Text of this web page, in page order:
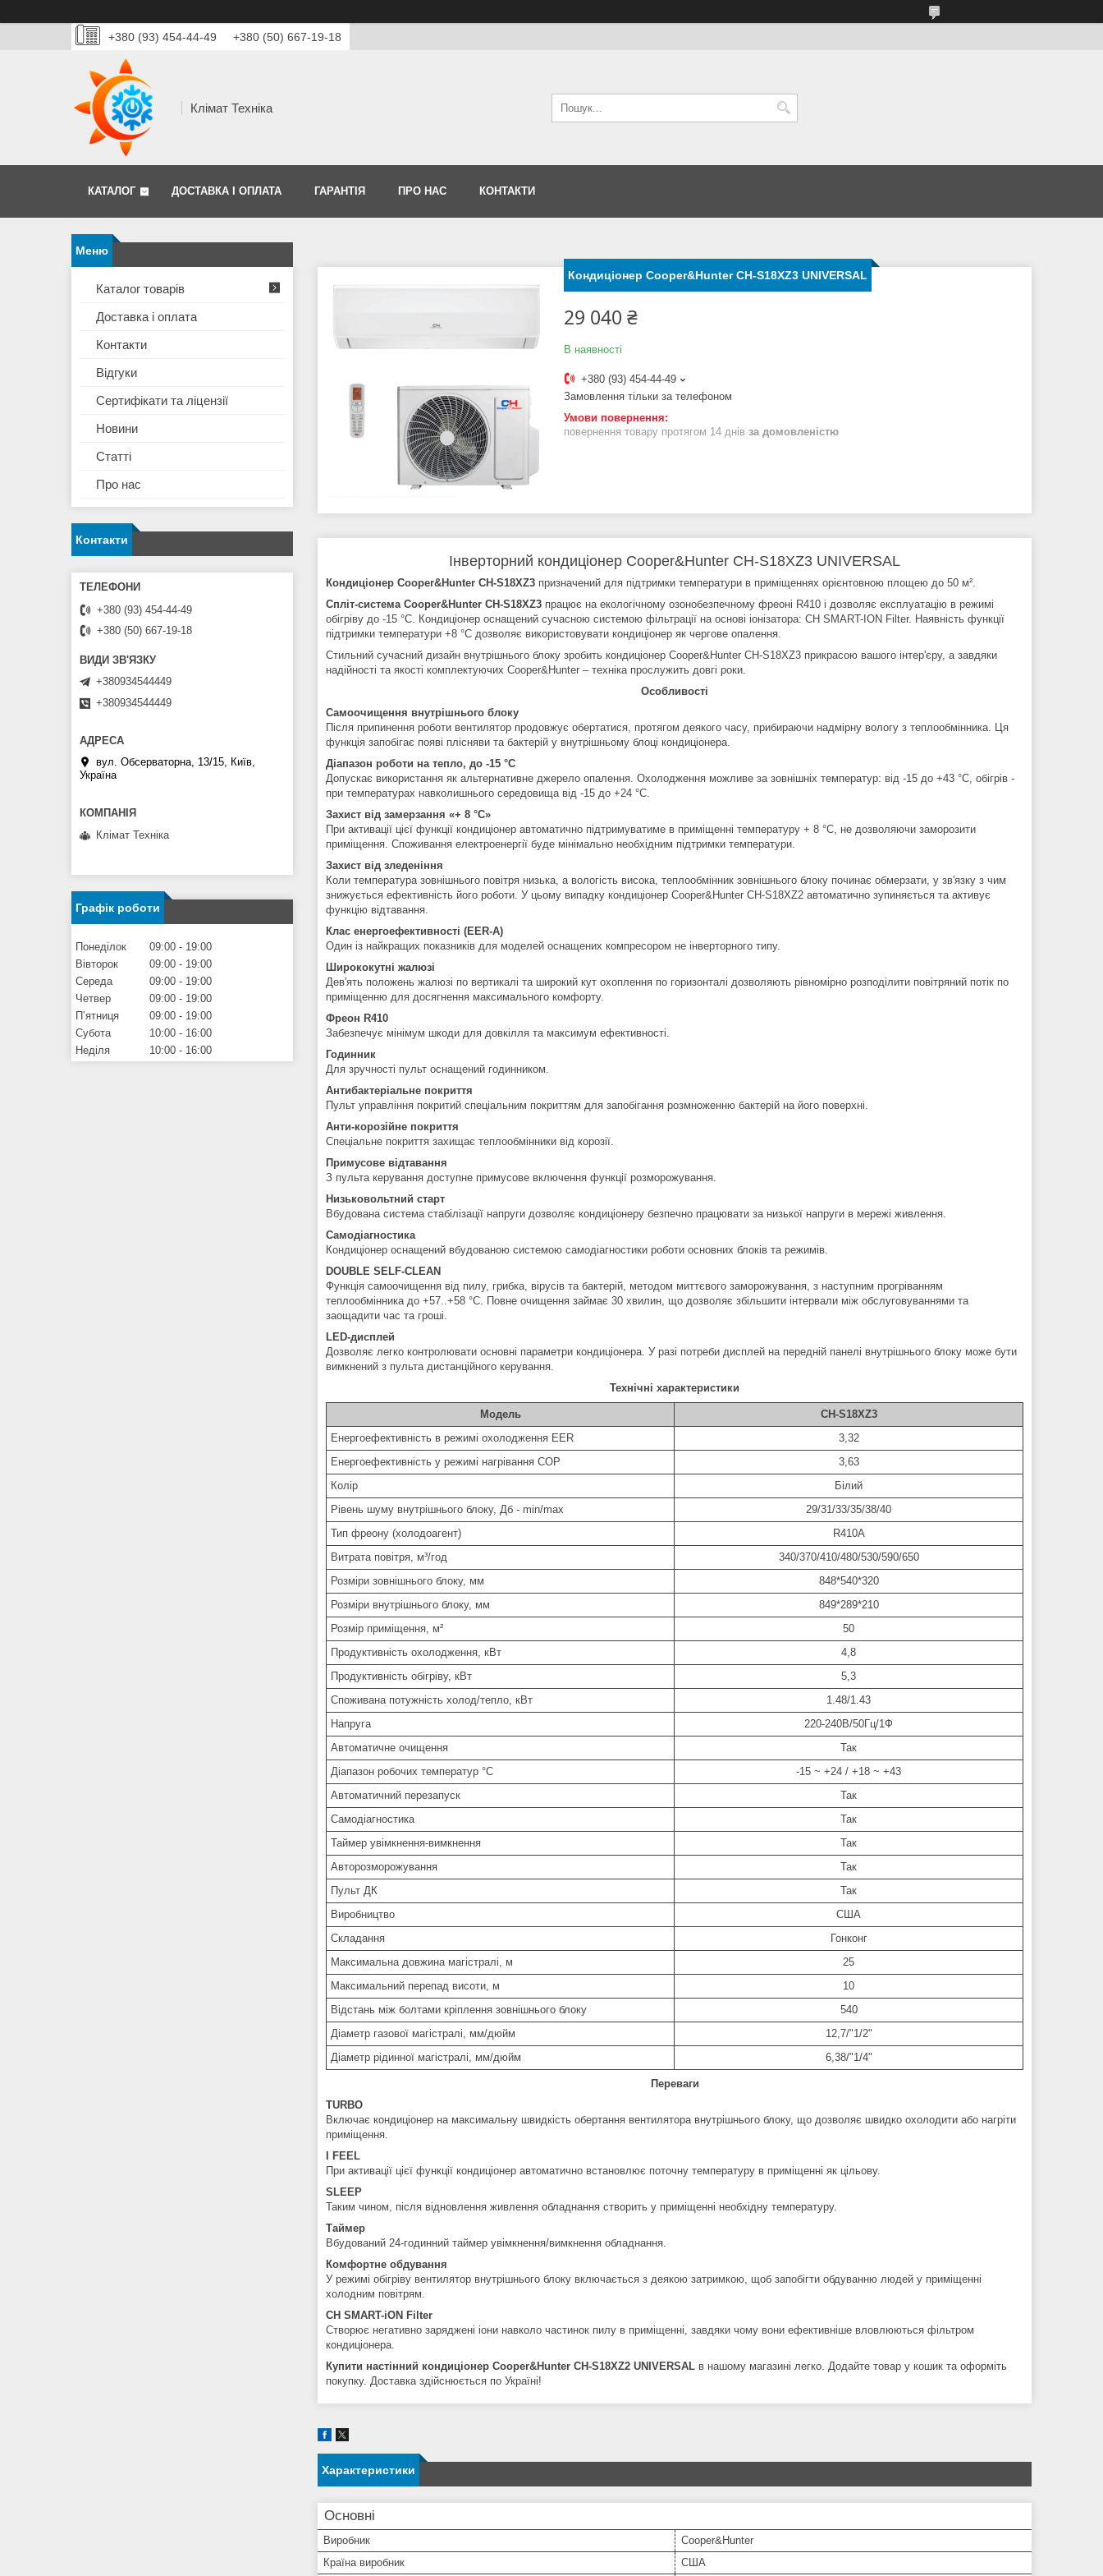
+380 (93) 454-44-49 +380 (50) 667-19-18
Клімат Техніка
КАТАЛОГ ДОСТАВКА І ОПЛАТА ГАРАНТІЯ ПРО НАС КОНТАКТИ
Кондиціонер Cooper&Hunter CH-S18XZ3 UNIVERSAL
29 040 ₴
В наявності
+380 (93) 454-44-49
Замовлення тільки за телефоном
повернення товару протягом 14 днів за домовленістю
Інверторний кондиціонер Cooper&Hunter CH-S18XZ3 UNIVERSAL
Кондиціонер Cooper&Hunter CH-S18XZ3 призначений для підтримки температури в приміщеннях орієнтовною площею до 50 м².
Спліт-система Cooper&Hunter CH-S18XZ3 працює на екологічному озонобезпечному фреоні R410 і дозволяє експлуатацію в режимі
обігріву до -15 °С. Кондиціонер оснащений сучасною системою фільтрації на основі іонізатора: CH SMART-ION Filter. Наявність функції
підтримки температури +8 °С дозволяє використовувати кондиціонер як чергове опалення.
Стильний сучасний дизайн внутрішнього блоку зробить кондиціонер Cooper&Hunter CH-S18XZ3 прикрасою вашого інтер'єру, а завдяки
надійності та якості комплектуючих Cooper&Hunter – техніка прослужить довгі роки.
Особливості
Самоочищення внутрішнього блоку
Після припинення роботи вентилятор продовжує обертатися, протягом деякого часу, прибираючи надмірну вологу з теплообмінника. Ця
функція запобігає появі плісняви та бактерій у внутрішньому блоці кондиціонера.
Діапазон роботи на тепло, до -15 °C
Допускає використання як альтернативне джерело опалення. Охолодження можливе за зовнішніх температур: від -15 до +43 °C, обігрів -
при температурах навколишнього середовища від -15 до +24 °C.
Захист від замерзання «+ 8 °C»
При активації цієї функції кондиціонер автоматично підтримуватиме в приміщенні температуру + 8 °C, не дозволяючи заморозити
приміщення. Споживання електроенергії буде мінімально необхідним підтримки температури.
Захист від зледеніння
Коли температура зовнішнього повітря низька, а вологість висока, теплообмінник зовнішнього блоку починає обмерзати, у зв'язку з чим
знижується ефективність його роботи. У цьому випадку кондиціонер Cooper&Hunter CH-S18XZ2 автоматично зупиняється та активує
функцію відтавання.
Клас енергоефективності (EER-A)
Один із найкращих показників для моделей оснащених компресором не інверторного типу.
Ширококутні жалюзі
Дев'ять положень жалюзі по вертикалі та широкий кут охоплення по горизонталі дозволяють рівномірно розподілити повітряний потік по
приміщенню для досягнення максимального комфорту.
Фреон R410
Забезпечує мінімум шкоди для довкілля та максимум ефективності.
Годинник
Для зручності пульт оснащений годинником.
Антибактеріальне покриття
Пульт управління покритий спеціальним покриттям для запобігання розмноженню бактерій на його поверхні.
Анти-корозійне покриття
Спеціальне покриття захищає теплообмінники від корозії.
Примусове відтавання
З пульта керування доступне примусове включення функції розморожування.
Низьковольтний старт
Вбудована система стабілізації напруги дозволяє кондиціонеру безпечно працювати за низької напруги в мережі живлення.
Самодіагностика
Кондиціонер оснащений вбудованою системою самодіагностики роботи основних блоків та режимів.
DOUBLE SELF-CLEAN
Функція самоочищення від пилу, грибка, вірусів та бактерій, методом миттєвого заморожування, з наступним прогріванням
теплообмінника до +57..+58 °C. Повне очищення займає 30 хвилин, що дозволяє збільшити інтервали між обслуговуваннями та
заощадити час та гроші.
LED-дисплей
Дозволяє легко контролювати основні параметри кондиціонера. У разі потреби дисплей на передній панелі внутрішнього блоку може бути
вимкнений з пульта дистанційного керування.
Технічні характеристики
Модель
CH-S18XZ3
Енергоефективність в режимі охолодження EER
3,32
Енергоефективність у режимі нагрівання COP
3,63
Колір
Білий
Рівень шуму внутрішнього блоку, Дб - min/max
29/31/33/35/38/40
Тип фреону (холодоагент)
R410A
Витрата повітря, м³/год
340/370/410/480/530/590/650
Розміри зовнішнього блоку, мм
848*540*320
Розміри внутрішнього блоку, мм
849*289*210
Розмір приміщення, м²
50
Продуктивність охолодження, кВт
4,8
Продуктивність обігріву, кВт
5,3
Споживана потужність холод/тепло, кВт
1.48/1.43
Напруга
220-240В/50Гц/1Ф
Автоматичне очищення
Так
Діапазон робочих температур °С
-15 ~ +24 / +18 ~ +43
Автоматичний перезапуск
Так
Самодіагностика
Так
Таймер увімкнення-вимкнення
Так
Авторозморожування
Так
Пульт ДК
Так
Виробництво
США
Складання
Гонконг
Максимальна довжина магістралі, м
25
Максимальний перепад висоти, м
10
Відстань між болтами кріплення зовнішнього блоку
540
Діаметр газової магістралі, мм/дюйм
12,7/"1/2"
Діаметр рідинної магістралі, мм/дюйм
6,38/"1/4"
Переваги
TURBO
Включає кондиціонер на максимальну швидкість обертання вентилятора внутрішнього блоку, що дозволяє швидко охолодити або нагріти
приміщення.
I FEEL
При активації цієї функції кондиціонер автоматично встановлює поточну температуру в приміщенні як цільову.
SLEEP
Таким чином, після відновлення живлення обладнання створить у приміщенні необхідну температуру.
Таймер
Вбудований 24-годинний таймер увімкнення/вимкнення обладнання.
Комфортне обдування
У режимі обігріву вентилятор внутрішнього блоку включається з деякою затримкою, щоб запобігти обдуванню людей у приміщенні
холодним повітрям.
CH SMART-iON Filter
Створює негативно заряджені іони навколо частинок пилу в приміщенні, завдяки чому вони ефективніше вловлюються фільтром
кондиціонера.
Купити настінний кондиціонер Cooper&Hunter CH-S18XZ2 UNIVERSAL в нашому магазині легко. Додайте товар у кошик та оформіть
покупку. Доставка здійснюється по Україні!
Характеристики
Основні
Виробник
Cooper&Hunter
Країна виробник
США
Каталог товарів
Доставка і оплата
Контакти
Відгуки
Сертифікати та ліцензії
Новини
Статті
Про нас
Контакти
+380 (93) 454-44-49
+380 (50) 667-19-18
+380934544449
+380934544449
вул. Обсерваторна, 13/15, Київ,
Україна
Клімат Техніка
Графік роботи
Понеділок 09:00
19:00
Вівторок
09:00
19:00
Середа
09:00
19:00
Четвер
09:00
19:00
Пʼятниця
09:00
19:00
Субота
10:00
16:00
Неділя
10:00 16:00